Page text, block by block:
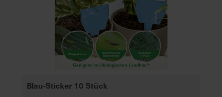
Blau-Sticker 10 Stück